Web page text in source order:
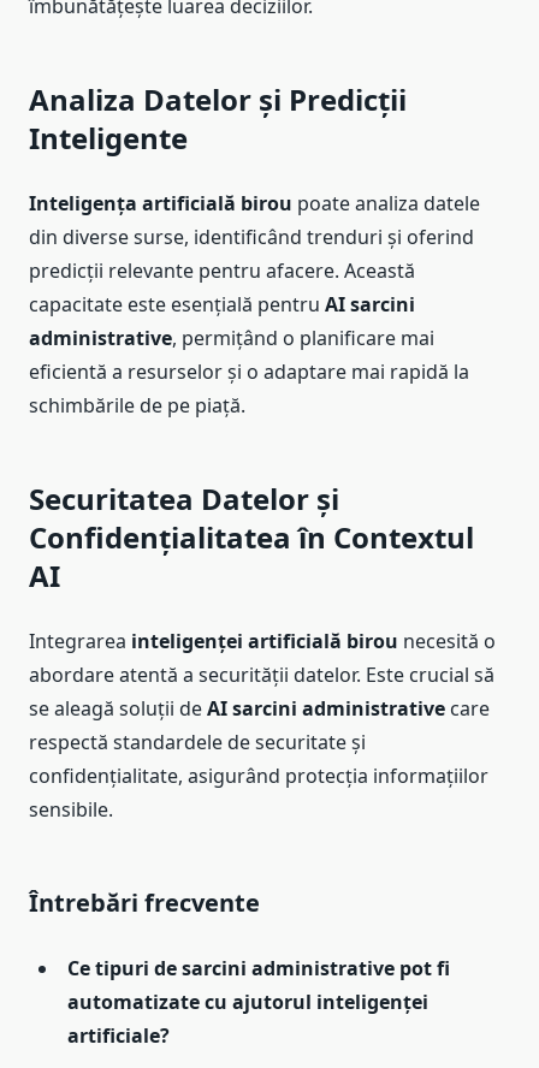
îmbunătățește luarea deciziilor.
Analiza Datelor și Predicții
Inteligente
Inteligența artificială birou poate analiza datele
din diverse surse, identificând trenduri și oferind
predicții relevante pentru afacere. Această
capacitate este esențială pentru AI sarcini
administrative, permițând o planificare mai
eficientă a resurselor și o adaptare mai rapidă la
schimbările de pe piață.
Securitatea Datelor și
Confidențialitatea în Contextul
AI
Integrarea inteligenței artificială birou necesită o
abordare atentă a securității datelor. Este crucial să
se aleagă soluții deAI sarcini administrative care
respectă standardele de securitate și
confidențialitate, asigurând protecția informațiilor
sensibile.
Întrebări frecvente
Ce tipuri de sarcini administrative pot fi
automatizate cu ajutorul inteligenței
artificiale?